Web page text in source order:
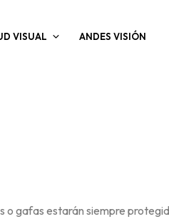
VISUAL
ANDES VISIÓN
o gafas estarán siempre